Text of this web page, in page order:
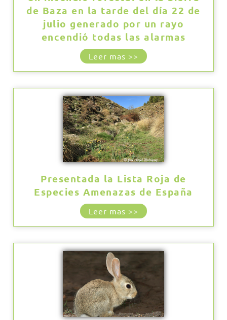
de Baza en la tarde del día 22 de
julio generado por un rayo
encendió todas las alarmas
Leer mas >>
Presentada la Lista Roja de
Especies Amenazas de España
Leer mas >>